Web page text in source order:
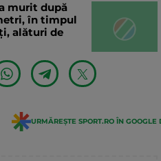
murit după
în timpul
alături de
URMĂREȘTE SPORT.RO ÎN GOOGLE